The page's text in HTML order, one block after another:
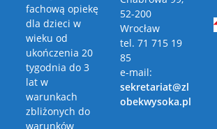
fachową opiekę
dla dzieci w
wieku od
ukończenia 20
tygodnia do 3
lat w
warunkach
zbliżonych do
warunków
52-200
Wrocław
tel. 71 715 19
85
e-mail:
sekretariat@zl
obekwysoka.pl